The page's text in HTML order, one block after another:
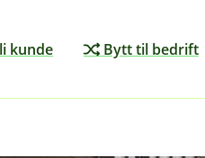
kunde Bytt til bedrift